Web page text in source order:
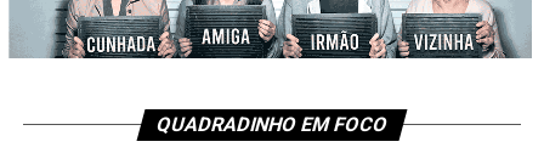
QUADRADINHO EM FOCO